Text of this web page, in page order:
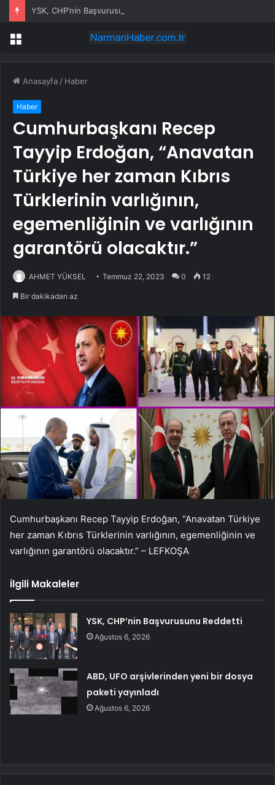
YSK, CHP’nin Başvurusunu Reddetti
Menü
Anasayfa / Haber
Haber
Cumhurbaşkanı Recep
Tayyip Erdoğan, “Anavatan
Türkiye her zaman Kıbrıs
Türklerinin varlığının,
egemenliğinin ve varlığının
garantörü olacaktır.”
AHMET YÜKSEL Temmuz 22, 2023 0 12
Bir dakikadan az
Cumhurbaşkanı Recep Tayyip Erdoğan, “Anavatan Türkiye
her zaman Kıbrıs Türklerinin varlığının, egemenliğinin ve
varlığının garantörü olacaktır.” – LEFKOŞA
İlgili Makaleler
YSK, CHP’nin Başvurusunu Reddetti
Ağustos 6, 2026
ABD, UFO arşivlerinden yeni bir dosya
paketi yayınladı
Ağustos 6, 2026